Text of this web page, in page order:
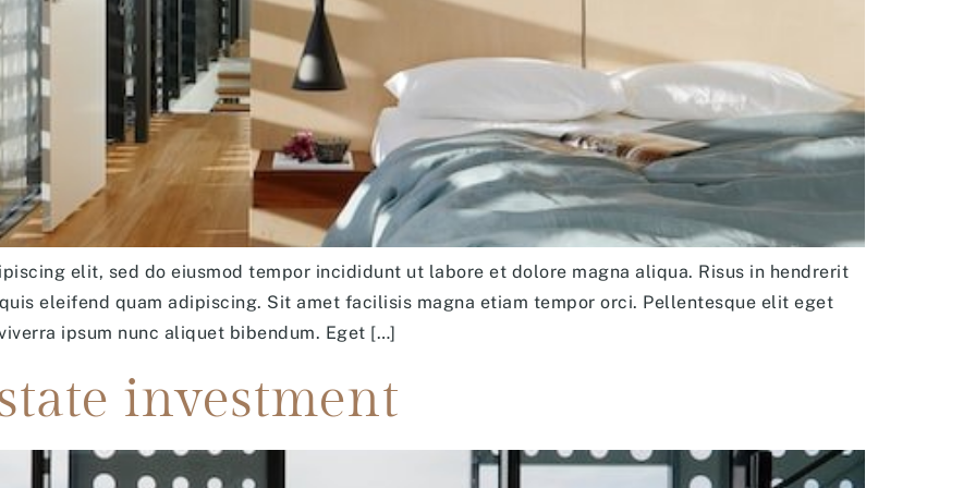
elit, sed do eiusmod tempor incididunt ut labore et dolore magna aliqua. Risus in hendrerit
eleifend quam adipiscing. Sit amet facilisis magna etiam tempor orci. Pellentesque elit eget
ipsum nunc aliquet bibendum. Eget […]
investment